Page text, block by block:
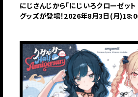
にじさんじから「にじいろクローゼット
グッズが登場！2026年8月3日(月